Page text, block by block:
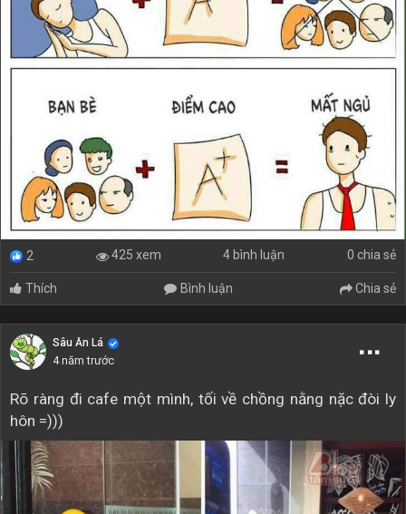
2 425 xem 4 bình luận 0 chia sẻ
Thích Bình luận Chia sẻ
Sâu Ăn Lá
4 năm trước
Rõ ràng đi cafe một mình, tối về chồng nằng nặc đòi ly
hôn =)))